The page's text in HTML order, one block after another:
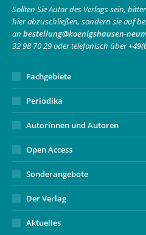
in
new
window
in
new
window
opens
in
new
window
Sollten Sie Autor des Verlags sein,
hier abzuschließen, sondern sie auf
an bestellung@koenigshausen-
32 98 70 29 oder telefonisch über
Fachgebiete
Periodika
Autorinnen und Autoren
Open Access
Sonderangebote
Der Verlag
Aktuelles